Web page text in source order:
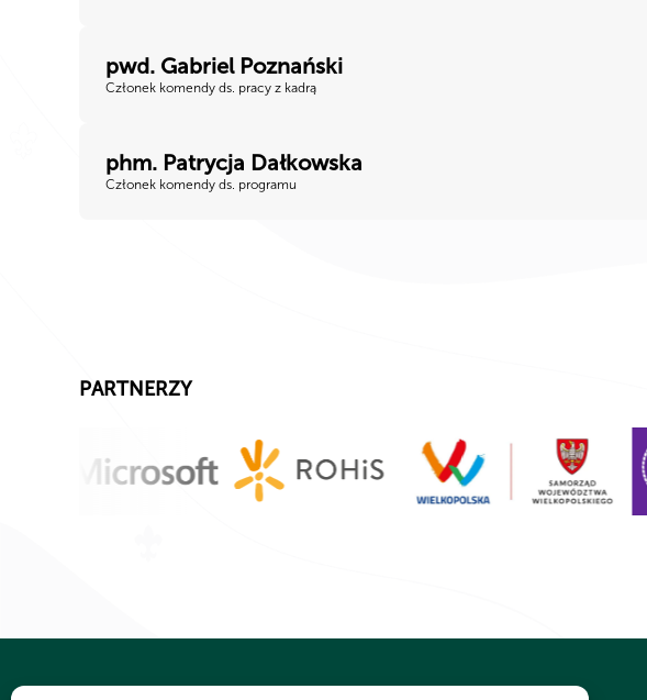
pwd. Gabriel Poznański
Członek komendy ds. pracy z kadrą
phm. Patrycja Dałkowska
Członek komendy ds. programu
PARTNERZY